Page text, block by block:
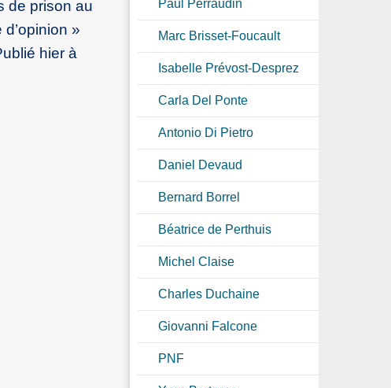
de prison au
»
hier à
Paul Perraudin
Marc Brisset-Foucault
Isabelle Prévost-Desprez
Carla Del Ponte
Antonio Di Pietro
Daniel Devaud
Bernard Borrel
Béatrice de Perthuis
Michel Claise
Charles Duchaine
Giovanni Falcone
PNF